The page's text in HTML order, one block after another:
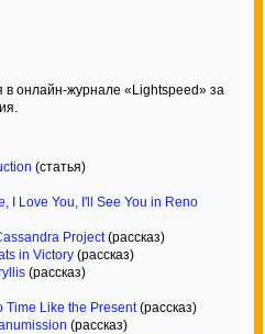
в онлайн-журнале «Lightspeed» за
(статья)
I Love You, I'll See You in Reno
Project(рассказ)
in Victory (рассказ)
(рассказ)
Time Like the Present(рассказ)
(рассказ)